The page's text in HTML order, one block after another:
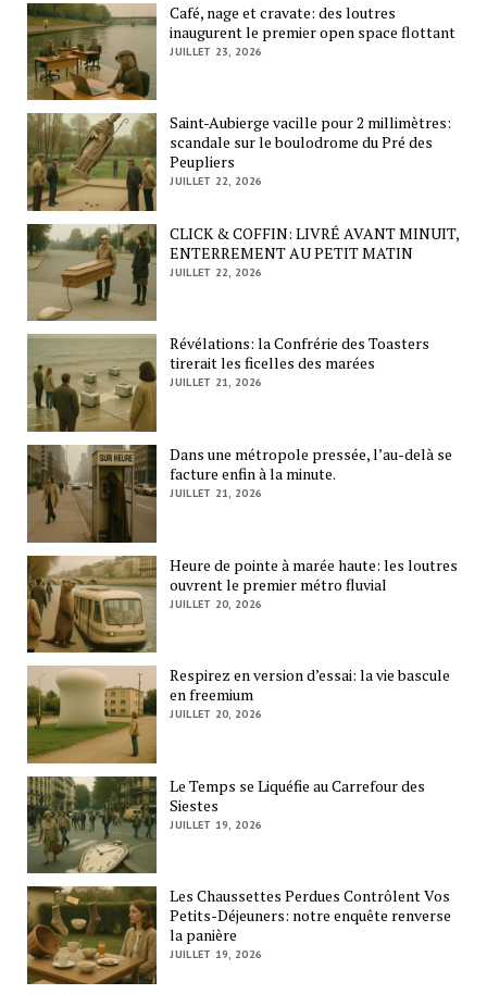
Café, nage et cravate: des loutres
inaugurent le premier open space flottant
JUILLET 23, 2026
Saint-Aubierge vacille pour 2 millimètres:
scandale sur le boulodrome du Pré des
Peupliers
JUILLET 22, 2026
CLICK & COFFIN: LIVRÉ AVANT MINUIT,
ENTERREMENT AU PETIT MATIN
JUILLET 22, 2026
Révélations: la Confrérie des Toasters
tirerait les ficelles des marées
JUILLET 21, 2026
Dans une métropole pressée, l’au-delà se
facture enfin à la minute.
JUILLET 21, 2026
Heure de pointe à marée haute: les loutres
ouvrent le premier métro fluvial
JUILLET 20, 2026
Respirez en version d’essai: la vie bascule
en freemium
JUILLET 20, 2026
Le Temps se Liquéfie au Carrefour des
Siestes
JUILLET 19, 2026
Les Chaussettes Perdues Contrôlent Vos
Petits-Déjeuners: notre enquête renverse
la panière
JUILLET 19, 2026